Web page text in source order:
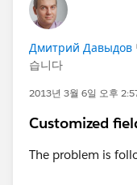
Дмитрий Давыдов
습니다
2013년 3월 6일 오후
Customized
The problem is